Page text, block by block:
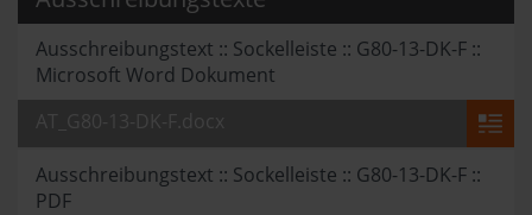
Ausschreibungstext :: Sockelleiste :: G80-13-DK-F ::
Microsoft Word Dokument
AT_G80-13-DK-F.docx
Ausschreibungstext :: Sockelleiste :: G80-13-DK-F ::
PDF